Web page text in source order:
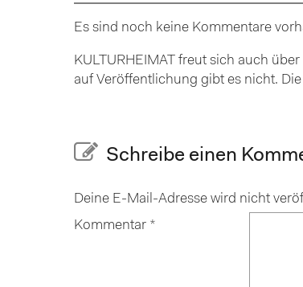
Es sind noch keine Kommentare
KULTURHEIMAT freut sich auch
auf Veröffentlichung gibt es nicht.
Schreibe einen
Deine E-Mail-Adresse wird nicht
Kommentar *